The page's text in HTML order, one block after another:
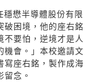
懋半導體股份有限
破困境，他的座右銘
不要怕，逆境才是人
機會。」本校邀請文
寫座右銘，製作成海
念。